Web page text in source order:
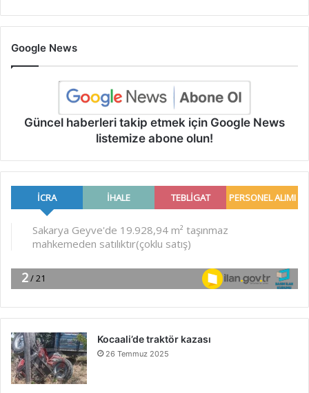
Google News
Güncel haberleri takip etmek için Google News
listemize abone olun!
Kocaali’de traktör kazası
26 Temmuz 2025